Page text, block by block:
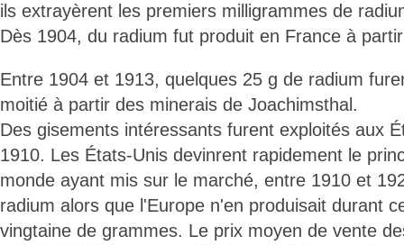
ils extrayèrent les premiers milligrammes de
Dès 1904, du radium fut produit en France à
Entre 1904 et 1913, quelques 25 g de radium
moitié à partir des minerais de Joachimsthal.
Des gisements intéressants furent exploités aux
1910. Les États-Unis devinrent rapidement le
monde ayant mis sur le marché, entre 1910 et
radium alors que l'Europe n'en produisait durant
vingtaine de grammes. Le prix moyen de vente